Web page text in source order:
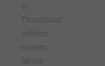
Deutschland
etabliert
werden,
bis mir